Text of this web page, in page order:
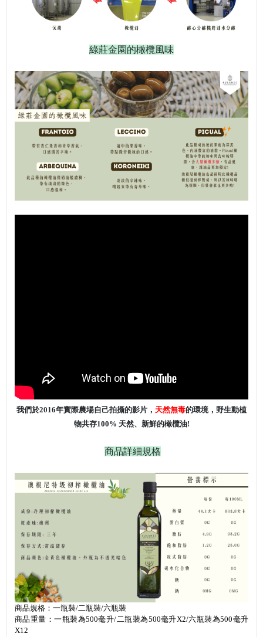
綠莊金園的橄欖風味
我們於2016年實際農場自己拍攝的影片， 天然無毒的環境，野生動植
物共存100% 天然、新鮮的橄欖油!
商品詳細規格
商品規格：一瓶裝/二瓶裝/六瓶裝
商品重量：一瓶裝為500毫升/二瓶裝為500毫升X2/六瓶裝為500毫升
X12